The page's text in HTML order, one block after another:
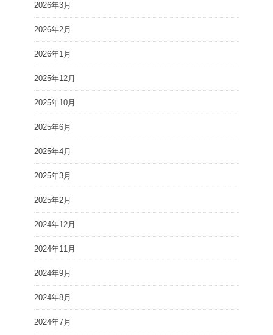
2026年3月
2026年2月
2026年1月
2025年12月
2025年10月
2025年6月
2025年4月
2025年3月
2025年2月
2024年12月
2024年11月
2024年9月
2024年8月
2024年7月